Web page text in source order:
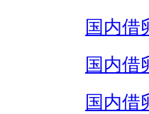
国内借
国内借
国内借